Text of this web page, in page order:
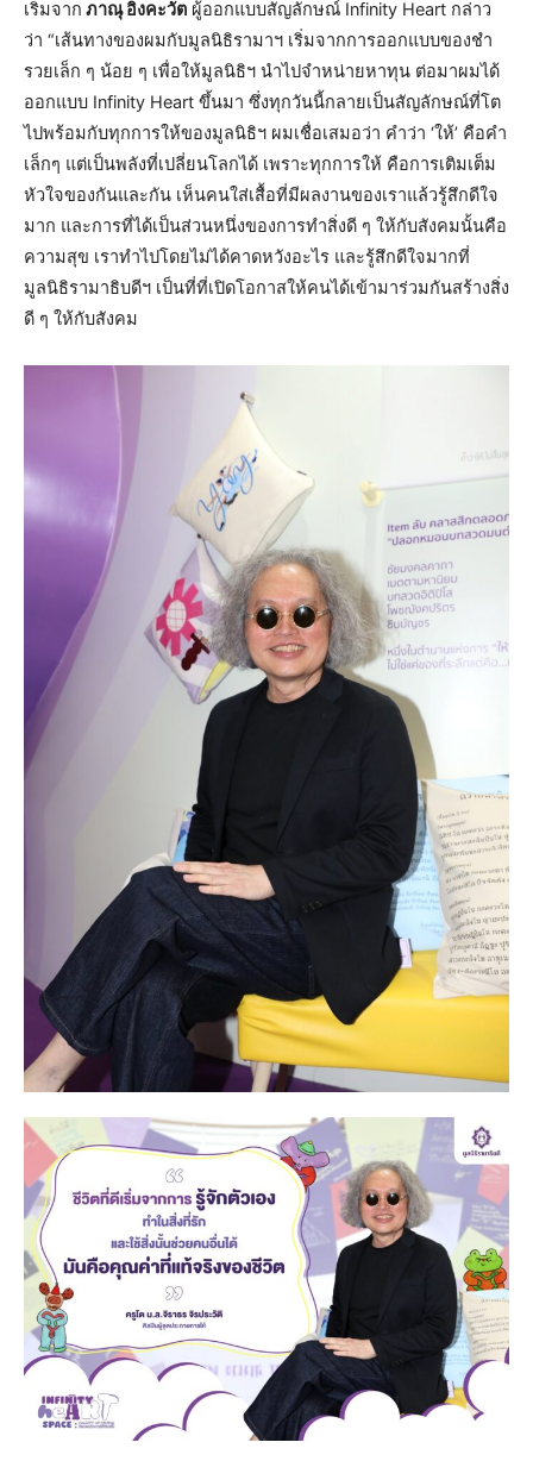
เริ่มจาก ภาณุ อิงคะวัต ผู้ออกแบบสัญลักษณ์ Infinity Heart กล่าว
ว่า “เส้นทางของผมกับมูลนิธิรามาฯ เริ่มจากการออกแบบของชำ
รวยเล็ก ๆ น้อย ๆ เพื่อให้มูลนิธิฯ นำไปจำหน่ายหาทุน ต่อมาผมได้
ออกแบบ Infinity Heart ขึ้นมา ซึ่งทุกวันนี้กลายเป็นสัญลักษณ์ที่โต
ไปพร้อมกับทุกการให้ของมูลนิธิฯ ผมเชื่อเสมอว่า คำว่า ‘ให้’ คือคำ
เล็กๆ แต่เป็นพลังที่เปลี่ยนโลกได้ เพราะทุกการให้ คือการเติมเต็ม
หัวใจของกันและกัน เห็นคนใส่เสื้อที่มีผลงานของเราแล้วรู้สึกดีใจ
มาก และการที่ได้เป็นส่วนหนึ่งของการทำสิ่งดี ๆ ให้กับสังคมนั้นคือ
ความสุข เราทำไปโดยไม่ได้คาดหวังอะไร และรู้สึกดีใจมากที่
มูลนิธิรามาธิบดีฯ เป็นที่ที่เปิดโอกาสให้คนได้เข้ามาร่วมกันสร้างสิ่ง
ดี ๆ ให้กับสังคม